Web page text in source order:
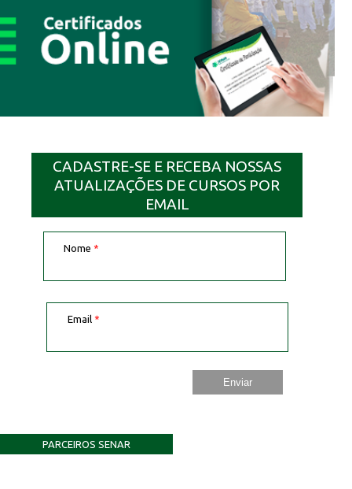
CADASTRE-SE E RECEBA NOSSAS
ATUALIZAÇÕES DE CURSOS POR
EMAIL
Nome *
Email *
PARCEIROS SENAR